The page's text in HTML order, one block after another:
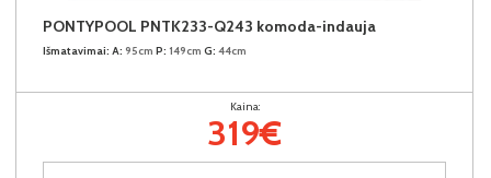
PONTYPOOL PNTK233-Q243 komoda-indauja
Išmatavimai: A: 95cm P: 149cm G: 44cm
Kaina:
319€